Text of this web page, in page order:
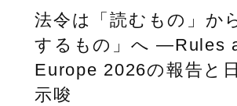
法令は「読むもの」か
するもの」へ ―Rules
Europe 2026の報告と
示唆